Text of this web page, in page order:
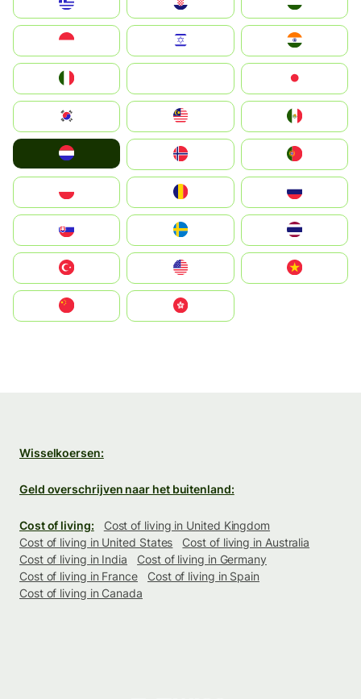
South Korea
United States
中國香港特別行政區
Wisselkoersen:
Geld overschrijven naar het buitenland:
Cost of living:
Cost of living in United Kingdom
Cost of living in United States
Cost of living in Australia
Cost of living in India
Cost of living in Germany
Cost of living in France
Cost of living in Spain
Cost of living in Canada